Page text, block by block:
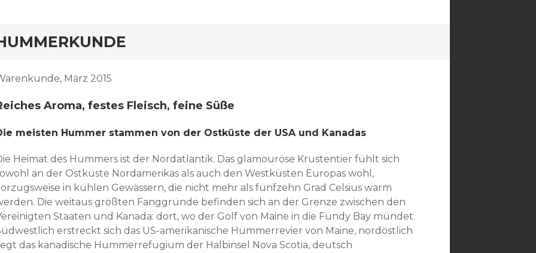
März 2015
Aroma, festes Fleisch, feine Süße
meisten Hummer stammen von der Ostküste der USA und Kanadas
Heimat des Hummers ist der Nordatlantik. Das glamouröse Krustentier fühlt sich
an der Ostküste Nordamerikas als auch den Westküsten Europas wohl,
in kühlen Gewässern, die nicht mehr als fünfzehn Grad Celsius warm
Die weitaus größten Fanggründe befinden sich an der Grenze zwischen den
Staaten und Kanada: dort, wo der Golf von Maine in die Fundy Bay mündet.
erstreckt sich das US-amerikanische Hummerrevier von Maine, nordöstlich
das kanadische Hummerrefugium der Halbinsel Nova Scotia, deutsch